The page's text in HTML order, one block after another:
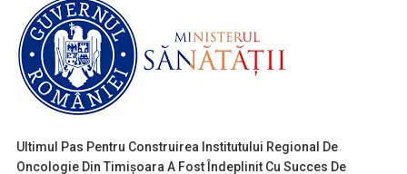
Ultimul Pas Pentru Construirea Institutului Regional De
Oncologie Din Timișoara A Fost Îndeplinit Cu Succes De